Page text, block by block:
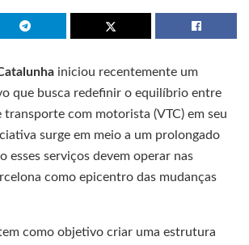
iniciou recentemente um
que busca redefinir o equilíbrio entre
transporte com motorista (VTC) em seu
surge em meio a um prolongado
esses serviços devem operar nas
como epicentro das mudanças
como objetivo criar uma estrutura